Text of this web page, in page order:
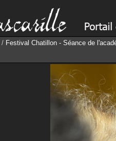
/ Festival Chatillon - Séance de